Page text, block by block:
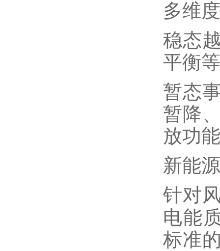
多维
稳态
平衡
暂态
暂降
放功
新能
针对
电能
标准